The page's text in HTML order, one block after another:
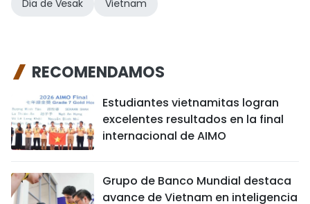
Día de Vesak Vietnam
RECOMENDAMOS
Estudiantes vietnamitas logran
excelentes resultados en la final
internacional de AIMO
Grupo de Banco Mundial destaca
avance de Vietnam en inteligencia